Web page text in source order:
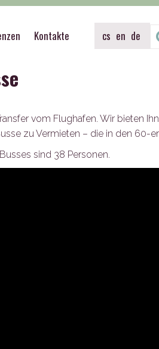
Kontakte cs en de
vom Flughafen. Wir bieten
zu Vermieten – die in den 60-
sind 38 Personen.